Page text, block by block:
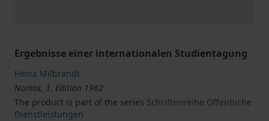
Ergebnisse einer internationalen Studientagung
Heinz Milbrandt
Nomos, 1. Edition 1962
The product is part of the series Schriftenreihe Öffentliche
Dienstleistungen